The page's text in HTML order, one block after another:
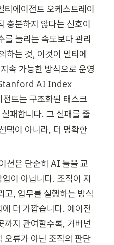
티에이전트 오케스트레이
충분하지 않다는 신호이
를 늘리는 속도보다 관리
하는 것, 이것이 멀티에
속 가능한 방식으로 운영
Stanford AI Index
트는 구조화된 태스크
패합니다. 그 실패를 줄
택이 아니라, 더 명확한
션은 단순히 AI 툴을 교
이 아닙니다. 조직이 지
고, 업무를 실행하는 방식
더 가깝습니다. 에이전
까지 관여할수록, 거버넌
오류가 아닌 조직의 판단